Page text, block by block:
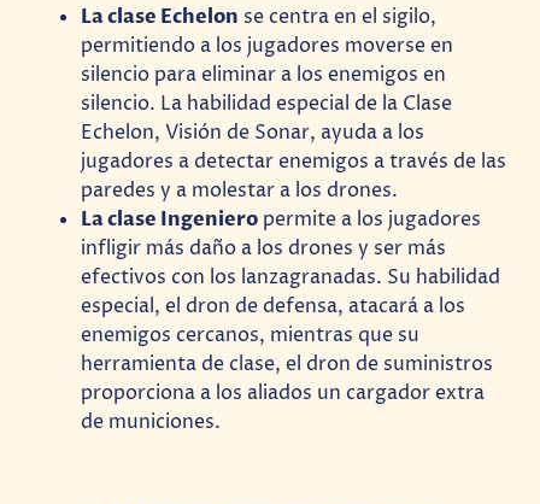
La clase Echelon se centra en el sigilo,
permitiendo a los jugadores moverse en
silencio para eliminar a los enemigos en
silencio. La habilidad especial de la Clase
Echelon, Visión de Sonar, ayuda a los
jugadores a detectar enemigos a través de las
paredes y a molestar a los drones.
La clase Ingeniero permite a los jugadores
infligir más daño a los drones y ser más
efectivos con los lanzagranadas. Su habilidad
especial, el dron de defensa, atacará a los
enemigos cercanos, mientras que su
herramienta de clase, el dron de suministros
proporciona a los aliados un cargador extra
de municiones.